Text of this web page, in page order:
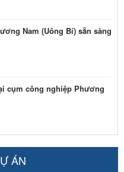
Nam (Uông Bí) sẵn sàng
cụm công nghiệp Phương
ÁN